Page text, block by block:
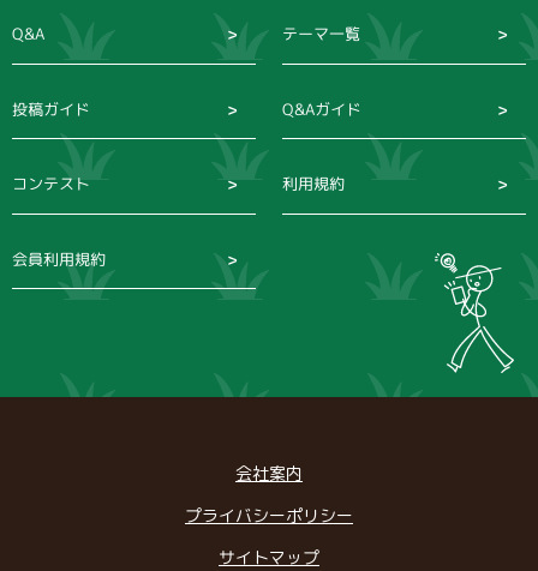
Q&A テーマ一覧
投稿ガイド Q&Aガイド
コンテスト 利用規約
会員利用規約
会社案内
プライバシーポリシー
サイトマップ